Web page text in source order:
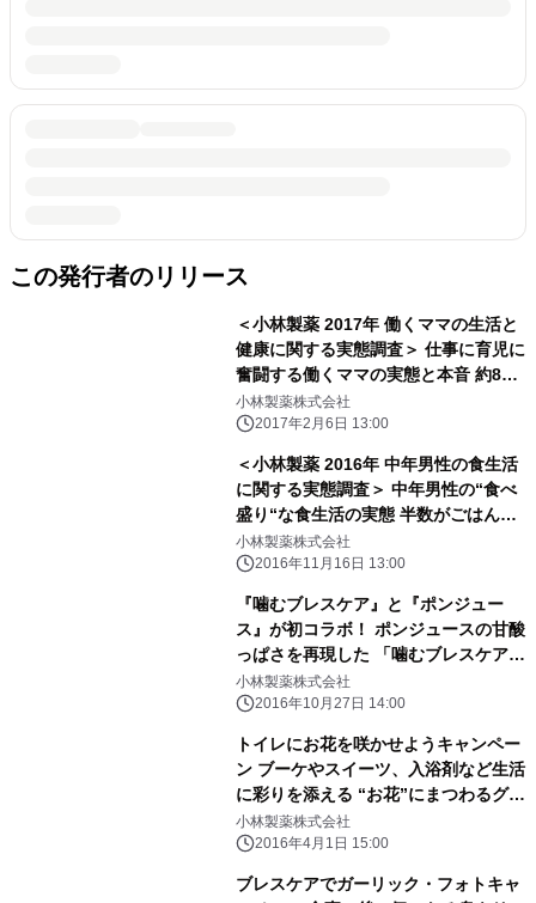
この発行者のリリース
＜小林製薬 2017年 働くママの生活と
健康に関する実態調査＞ 仕事に育児に
奮闘する働くママの実態と本音 約8割
の働くママが、出産前より仕事が効率
的にこなせている
小林製薬株式会社
2017年2月6日 13:00
＜小林製薬 2016年 中年男性の食生活
に関する実態調査＞ 中年男性の“食べ
盛り“な食生活の実態 半数がごはんを
大盛りにする“大盛りスト”と判明
小林製薬株式会社
2016年11月16日 13:00
『噛むブレスケア』と『ポンジュー
ス』が初コラボ！ ポンジュースの甘酸
っぱさを再現した 「噛むブレスケア
ポンジュース味」が登場
小林製薬株式会社
2016年10月27日 14:00
トイレにお花を咲かせようキャンペー
ン ブーケやスイーツ、入浴剤など生活
に彩りを添える “お花”にまつわるグッ
ズを、抽選で1,000名様にプレゼン
ト！
小林製薬株式会社
2016年4月1日 15:00
ブレスケアでガーリック・フォトキャ